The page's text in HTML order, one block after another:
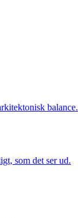
balance.
som det ser ud.